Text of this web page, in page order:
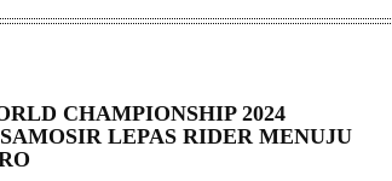
CHAMPIONSHIP 2024
LEPAS RIDER MENUJU